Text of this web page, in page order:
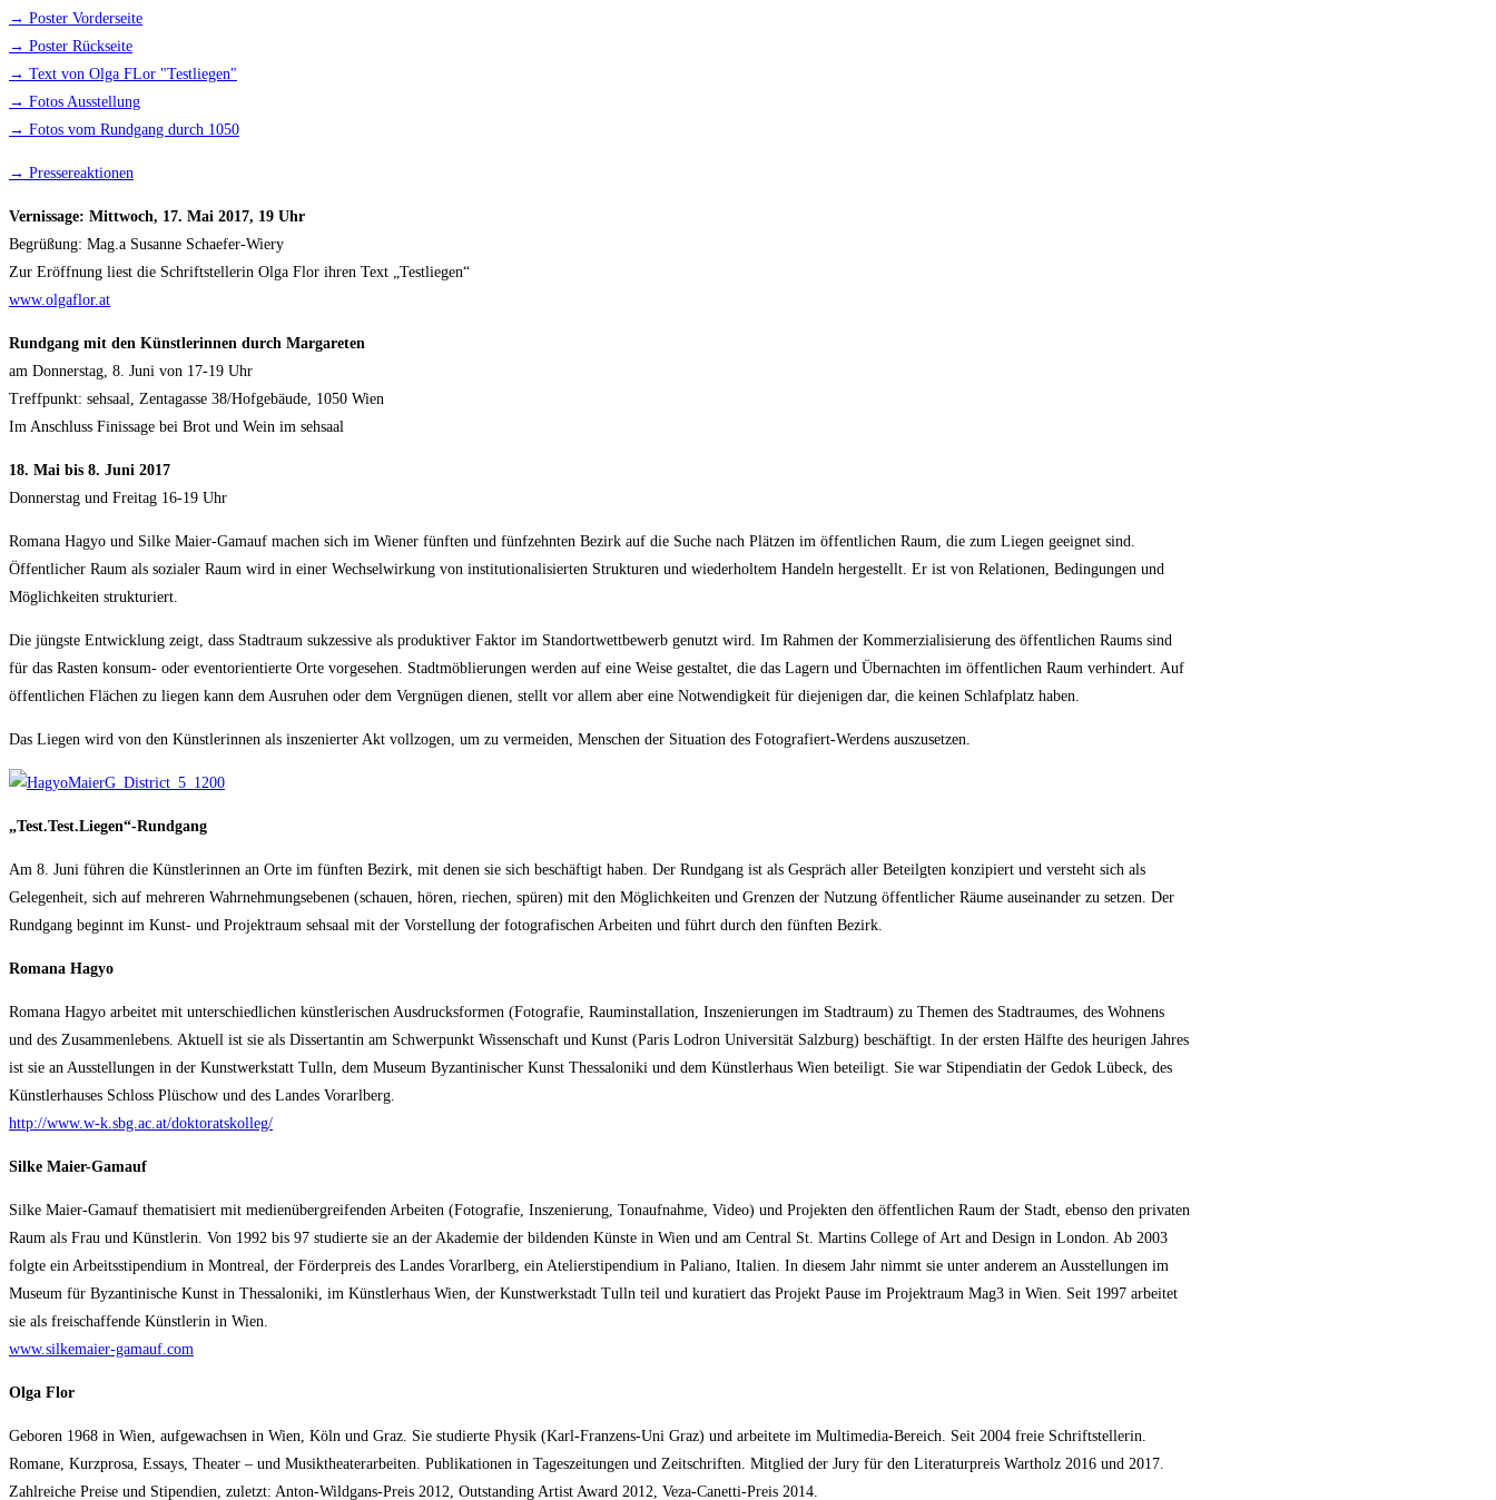
→ Poster Vorderseite
→ Poster Rückseite
→ Text von Olga FLor "Testliegen"
→ Fotos Ausstellung
→ Fotos vom Rundgang durch 1050
→ Pressereaktionen
Vernissage: Mittwoch, 17. Mai 2017, 19 Uhr
Begrüßung: Mag.a Susanne Schaefer-Wiery
Zur Eröffnung liest die Schriftstellerin Olga Flor ihren Text „Testliegen“
www.olgaflor.at
Rundgang mit den Künstlerinnen durch Margareten
am Donnerstag, 8. Juni von 17-19 Uhr
Treffpunkt: sehsaal, Zentagasse 38/Hofgebäude, 1050 Wien
Im Anschluss Finissage bei Brot und Wein im sehsaal
18. Mai bis 8. Juni 2017
Donnerstag und Freitag 16-19 Uhr
Romana Hagyo und Silke Maier-Gamauf machen sich im Wiener fünften und fünfzehnten Bezirk auf die Suche nach Plätzen im öffentlichen Raum, die zum Liegen geeignet sind.
Öffentlicher Raum als so­zialer Raum wird in einer Wechselwirkung von institutionalisierten Strukturen und wiederholtem Han­deln hergestellt. Er ist von Relationen, Bedingungen und
Möglichkeiten strukturiert.
Die jüngste Ent­wicklung zeigt, dass Stadtraum sukzessive als produktiver Faktor im Standortwettbewerb genutzt wird. Im Rahmen der Kommerzialisierung des öffentlichen Raums sind
für das Rasten kon­sum- oder eventorientierte Orte vorgesehen. Stadtmöblierungen werden auf eine Weise gestaltet, die das La­gern und Übernachten im öffentlichen Raum verhindert. Auf
öffentlichen Flächen zu liegen kann dem Ausruhen oder dem Vergnügen dienen, stellt vor allem aber eine Notwendigkeit für die­je­nigen dar, die keinen Schlafplatz haben.
Das Liegen wird von den Künstlerinnen als inszenierter Akt vollzogen, um zu vermeiden, Menschen der Situation des Fotografiert-Werdens auszusetzen.
„Test.Test.Liegen“-Rundgang
Am 8. Juni führen die Künstlerinnen an Orte im fünften Bezirk, mit denen sie sich beschäftigt haben. Der Rundgang ist als Gespräch aller Beteilgten konzipiert und versteht sich als
Gelegenheit, sich auf mehreren Wahrnehmungsebenen (schauen, hören, riechen, spüren) mit den Möglichkeiten und Grenzen der Nutzung öffentlicher Räume auseinander zu setzen. Der
Rundgang beginnt im Kunst- und Projektraum sehsaal mit der Vorstellung der fotogra­fi­schen Arbeiten und führt durch den fünften Bezirk.
Romana Hagyo
Romana Hagyo arbeitet mit unterschiedlichen künstlerischen Ausdrucksformen (Fotografie, Raumin­stallation, Inszenierungen im Stadtraum) zu Themen des Stadtraumes, des Wohnens
und des Zusam­menlebens. Aktuell ist sie als Dissertantin am Schwerpunkt Wissenschaft und Kunst (Paris Lodron Universität Salzburg) beschäftigt. In der ersten Hälfte des heurigen Jahres
ist sie an Ausstellungen in der Kunstwerkstatt Tulln, dem Museum Byzantinischer Kunst Thessaloniki und dem Künstlerhaus Wien beteiligt. Sie war Stipendiatin der Gedok Lübeck, des
Künstlerhauses Schloss Plüschow und des Landes Vorarlberg.
http://www.w-k.sbg.ac.at/doktoratskolleg/
Silke Maier-Gamauf
Silke Maier-Gamauf thematisiert mit medienübergreifenden Arbeiten (Fotografie, Inszenierung, Tonauf­nahme, Video) und Projekten den öffentlichen Raum der Stadt, ebenso den privaten
Raum als Frau und Künstlerin. Von 1992 bis 97 studierte sie an der Akademie der bildenden Künste in Wien und am Cen­tral St. Martins College of Art and Design in London. Ab 2003
folgte ein Arbeitsstipendium in Montreal, der Förderpreis des Landes Vorarlberg, ein Atelierstipendium in Paliano, Italien. In diesem Jahr nimmt sie unter anderem an Ausstellungen im
Museum für Byzantinische Kunst in Thessaloniki, im Künstler­haus Wien, der Kunstwerkstadt Tulln teil und kuratiert das Projekt Pause im Projektraum Mag3 in Wien. Seit 1997 arbeitet
sie als freischaffende Künstlerin in Wien.
www.silkemaier-gamauf.com
Olga Flor
Geboren 1968 in Wien, aufgewachsen in Wien, Köln und Graz. Sie studierte Physik (Karl-Franzens-Uni Graz) und arbeitete im Multimedia-Bereich. Seit 2004 freie Schriftstellerin.
Romane, Kurzprosa, Essays, Theater – und Musiktheaterarbeiten. Publikationen in Tageszeitungen und Zeitschriften. Mitglied der Jury für den Literaturpreis Wartholz 2016 und 2017.
Zahlreiche Preise und Stipendien, zuletzt: Anton-Wildgans-Preis 2012, Outstanding Artist Award 2012, Veza-Canetti-Preis 2014.